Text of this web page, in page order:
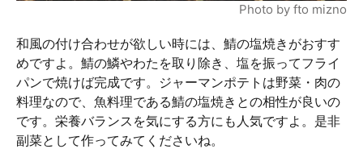
Photo by fto mizno
和風の付け合わせが欲しい時には、鯖の塩焼きがおすす
めですよ。鯖の鱗やわたを取り除き、塩を振ってフライ
パンで焼けば完成です。ジャーマンポテトは野菜・肉の
料理なので、魚料理である鯖の塩焼きとの相性が良いの
です。栄養バランスを気にする方にも人気ですよ。是非
副菜として作ってみてくださいね。